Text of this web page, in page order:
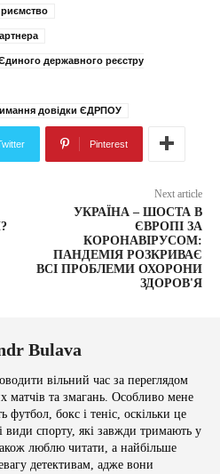
державного реєстру
довідки ЄДРПОУ
Pinterest
Next article
УКРАЇНА – ШОСТА В
ЄВРОПІ ЗА
КОРОНАВІРУСОМ:
ПАНДЕМІЯ РОЗКРИВАЄ
ВСІ ПРОБЛЕМИ ОХОРОНИ
ЗДОРОВ'Я
Bulava
вільний час за переглядом
матчів та змагань. Особливо мене
футбол, бокс і теніс, оскільки це
види спорту, які завжди тримають у
люблю читати, а найбільше
детективам, адже вони